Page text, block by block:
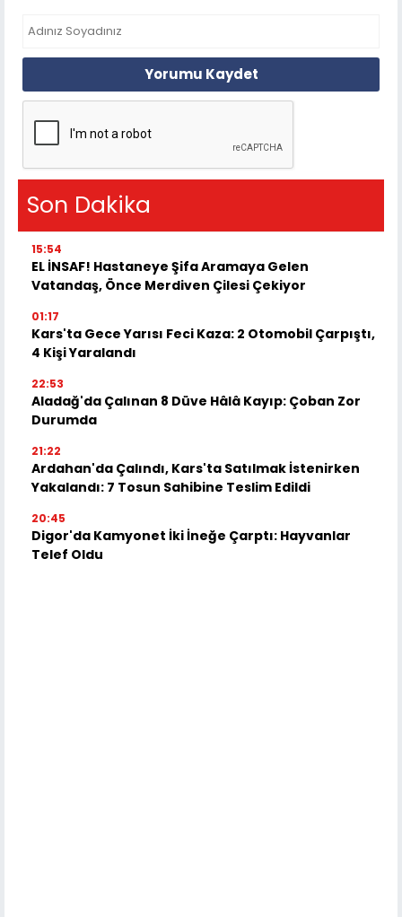
Yorumu Kaydet
Son Dakika
15:54
EL İNSAF! Hastaneye Şifa Aramaya Gelen
Vatandaş, Önce Merdiven Çilesi Çekiyor
01:17
Kars'ta Gece Yarısı Feci Kaza: 2 Otomobil Çarpıştı,
4 Kişi Yaralandı
22:53
Aladağ'da Çalınan 8 Düve Hâlâ Kayıp: Çoban Zor
Durumda
21:22
Ardahan'da Çalındı, Kars'ta Satılmak İstenirken
Yakalandı: 7 Tosun Sahibine Teslim Edildi
20:45
Digor'da Kamyonet İki İneğe Çarptı: Hayvanlar
Telef Oldu